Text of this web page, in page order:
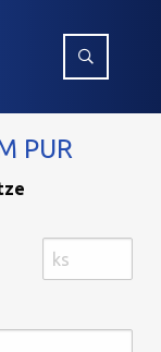
PUR